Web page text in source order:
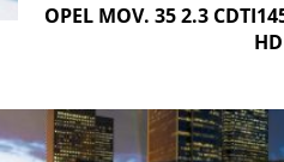
OPEL MOV. 35 2.3
HD